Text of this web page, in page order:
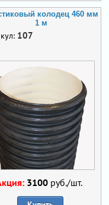
колодец 460 мм
1 м
107
3100руб./шт.